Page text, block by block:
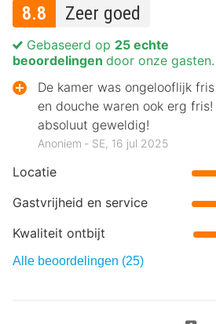
8.8 Zeer goed
Locatie
Gastvrijheid en service
Kwaliteit ontbijt
Gebaseerd op 25 echte
beoordelingen door onze gasten.
De kamer was ongelooflijk
en douche waren ook erg
absoluut geweldig!
Anoniem ‐ SE, 16 jul 2025
Alle beoordelingen (25)